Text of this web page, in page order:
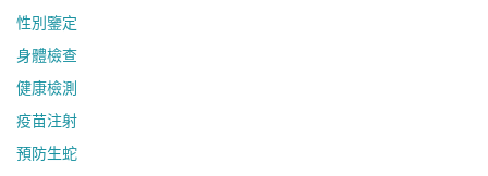
性別鑒定
身體檢查
健康檢測
疫苗注射
預防生蛇